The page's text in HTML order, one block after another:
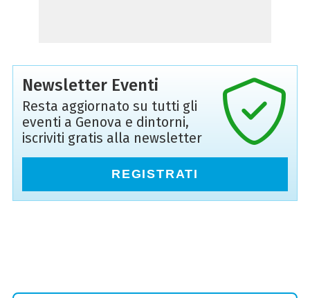
Newsletter Eventi
Resta aggiornato su tutti gli
eventi a Genova e dintorni,
iscriviti gratis alla newsletter
REGISTRATI